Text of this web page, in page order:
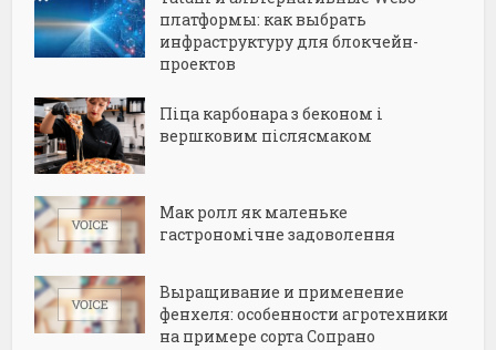
платформы: как выбрать
инфраструктуру для блокчейн-
проектов
Піца карбонара з беконом і
вершковим післясмаком
Мак ролл як маленьке
гастрономічне задоволення
Выращивание и применение
фенхеля: особенности агротехники
на примере сорта Сопрано